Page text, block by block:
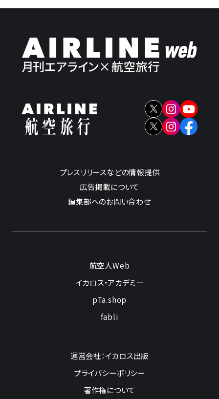
プレスリリースなどの情報提供
広告掲載について
編集部へのお問い合わせ
航空人Web
イカロス・アカデミー
pTa.shop
fabli
運営会社：イカロス出版
プライバシーポリシー
著作権について